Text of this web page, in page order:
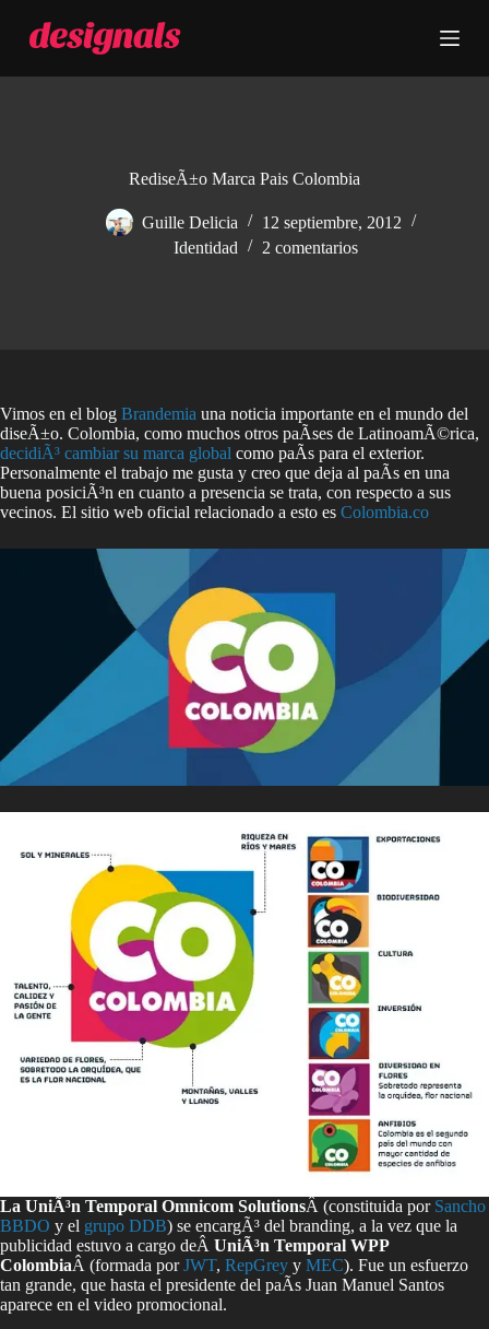
t
RediseÃ±o Marca Pais Colombia
Guille Delicia
12 septiembre, 2012
Identidad
2 comentarios
Vimos en el blog Brandemia una noticia importante en el mundo del
diseÃ±o. Colombia, como muchos otros paÃ­ses de LatinoamÃ©rica,
decidiÃ³ cambiar su marca global como paÃ­s para el exterior.
Personalmente el trabajo me gusta y creo que deja al paÃ­s en una
buena posiciÃ³n en cuanto a presencia se trata, con respecto a sus
vecinos. El sitio web oficial relacionado a esto es Colombia.co
La UniÃ³n Temporal Omnicom SolutionsÂ (constituida por Sancho
BBDO y el grupo DDB) se encargÃ³ del branding, a la vez que la
publicidad estuvo a cargo deÂ UniÃ³n Temporal WPP
ColombiaÂ (formada porJWT, RepGrey y MEC). Fue un esfuerzo
tan grande, que hasta el presidente del paÃ­s Juan Manuel Santos
aparece en el video promocional.